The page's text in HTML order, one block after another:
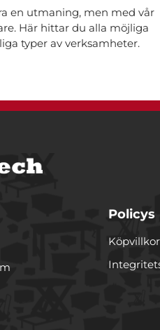
en utmaning, men med vår
Här hittar du alla möjliga
typer av verksamheter.
Policys
Köpvillkor